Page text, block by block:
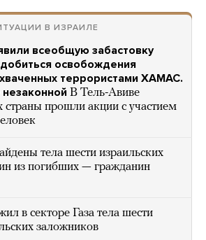
В ИЗРАИЛЕ
всеобщую забастовку
освобождения
террористами ХАМАС.
В Тель-Авиве
страны прошли акции с участием
тела шести израильских
из погибших — гражданин
в секторе Газа тела шести
заложников